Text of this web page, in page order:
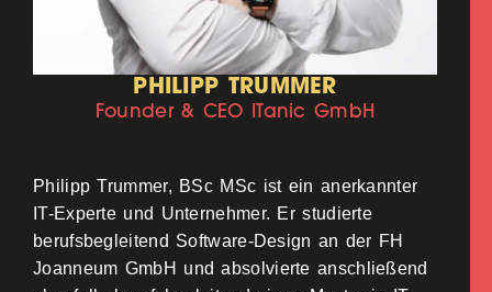
PHILIPP TRUMMER
Founder & CEO ITanic GmbH
Philipp Trummer, BSc MSc ist ein anerkannter
IT-Experte und Unternehmer. Er studierte
berufsbegleitend Software-Design an der FH
Joanneum GmbH und absolvierte anschließend